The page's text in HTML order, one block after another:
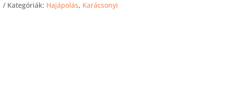
Kategóriák: Hajápolás, Karácsonyi